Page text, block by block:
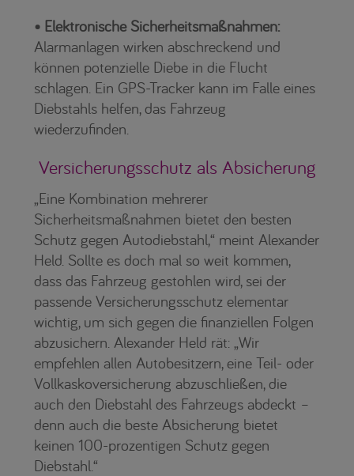
• Elektronische Sicherheitsmaßnahmen:
Alarmanlagen wirken abschreckend und
können potenzielle Diebe in die Flucht
schlagen. Ein GPS-Tracker kann im Falle eines
Diebstahls helfen, das Fahrzeug
wiederzufinden.
Versicherungsschutz als Absicherung
„Eine Kombination mehrerer
Sicherheitsmaßnahmen bietet den besten
Schutz gegen Autodiebstahl,“ meint Alexander
Held. Sollte es doch mal so weit kommen,
dass das Fahrzeug gestohlen wird, sei der
passende Versicherungsschutz elementar
wichtig, um sich gegen die finanziellen Folgen
abzusichern. Alexander Held rät: „Wir
empfehlen allen Autobesitzern, eine Teil- oder
Vollkaskoversicherung abzuschließen, die
auch den Diebstahl des Fahrzeugs abdeckt –
denn auch die beste Absicherung bietet
keinen 100-prozentigen Schutz gegen
Diebstahl.“